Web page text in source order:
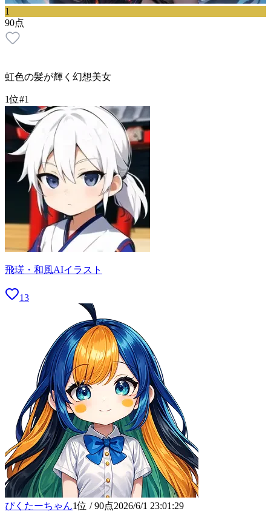
1
90点
虹色の髪が輝く幻想美女
1位#1
飛瑳・和風AIイラスト
13
ぴくたーちゃん1位 /90点2026/6/1 23:01:29